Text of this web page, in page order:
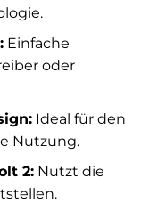
Einfache
oder
Ideal für den
Nutzung.
2:Nutzt die